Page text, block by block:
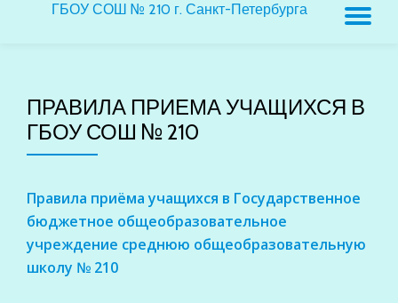
ГБОУ СОШ № 210 г. Санкт-Петербурга
ПРАВИЛА ПРИЕМА УЧАЩИХСЯ В
ГБОУ СОШ № 210
Правила приёма учащихся в Государственное
бюджетное общеобразовательное
учреждение среднюю общеобразовательную
школу № 210